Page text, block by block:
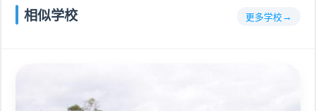
相似学校 更多学校